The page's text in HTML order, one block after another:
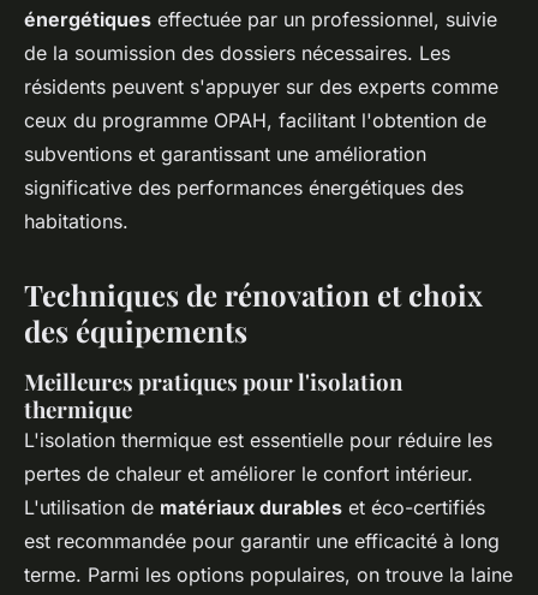
énergétiques effectuée par un professionnel, suivie
de la soumission des dossiers nécessaires. Les
résidents peuvent s'appuyer sur des experts comme
ceux du programme OPAH, facilitant l'obtention de
subventions et garantissant une amélioration
significative des performances énergétiques des
habitations.
Techniques de rénovation et choix
des équipements
Meilleures pratiques pour l'isolation
thermique
L'isolation thermique est essentielle pour réduire les
pertes de chaleur et améliorer le confort intérieur.
L'utilisation de matériaux durables et éco-certifiés
est recommandée pour garantir une efficacité à long
terme. Parmi les options populaires, on trouve la laine